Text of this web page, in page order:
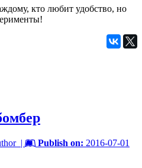
кто любит удобство, но
| Publish on: 2016-07-01